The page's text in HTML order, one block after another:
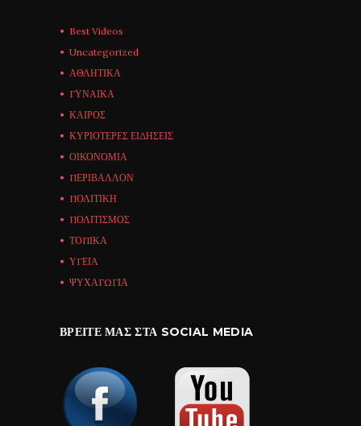
Best Videos
Uncategorized
ΑΘΛΗΤΙΚΑ
ΓΥΝΑΙΚΑ
ΚΑΙΡΟΣ
ΚΥΡΙΟΤΕΡΕΣ ΕΙΔΗΣΕΙΣ
ΟΙΚΟΝΟΜΙΑ
ΠΕΡΙΒΑΛΛΟΝ
ΠΟΛΙΤΙΚΗ
ΠΟΛΙΤΙΣΜΟΣ
ΤΟΠΙΚΑ
ΥΓΕΙΑ
ΨΥΧΑΓΩΓΙΑ
ΒΡΕΊΤΕ ΜΑΣ ΣΤΑ SOCIAL MEDIA